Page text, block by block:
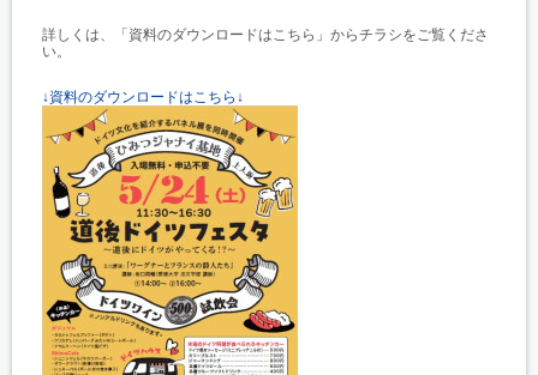
詳しくは、「資料のダウンロードはこちら」からチラシをご覧くださ
い。
↓資料のダウンロードはこちら↓